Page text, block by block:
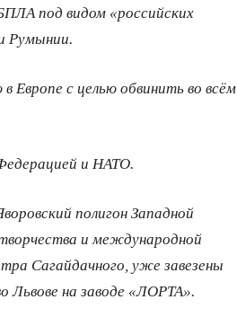
под видом «российских
Румынии.
Европе с целью обвинить во всём
и НАТО.
полигон Западной
и международной
Сагайдачного, уже завезены
Львове на заводе «ЛОРТА».